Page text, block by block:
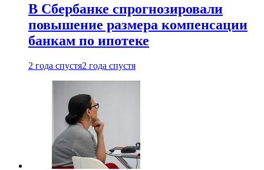
В Сбербанке спрогнозировали
повышение размера компенсации
банкам по ипотеке
2 года спустя2 года спустя